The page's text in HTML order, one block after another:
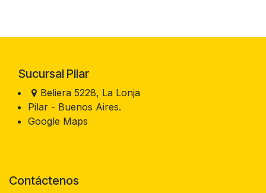
Sucursal Pilar
Beliera 5228, La Lonja
Pilar - Buenos Aires.
Google Maps
Contáctenos